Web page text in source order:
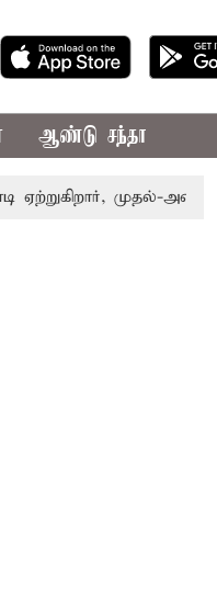
ஆண்டு சந்தா
முதல்-அமைச்சர்